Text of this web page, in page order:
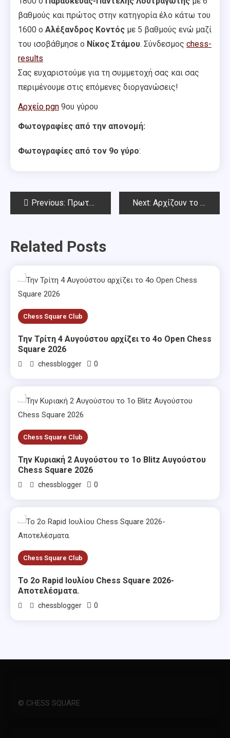
βαθμούς και πρώτος στην κατηγορία έλο κάτω του
1600 ο Αλέξανδρος Κοντός με 5 βαθμούς ενώ μαζί
του ισοβάθμησε ο Νίκος Στάμου. Σύνδεσμος chess-
results
Σας ευχαριστούμε για τη συμμετοχή σας και σας
περιμένουμε στις επόμενες διοργανώσεις!
Αρχείο pgn 9ου γύρου
Φωτογραφίες από την απονομή:
Φωτογραφίες από τον 9ο γύρο:
PostPrevious: Πρωτοχρονιάτικο Όπεν Chess Square – 8ος γύρος Next: Αρχίζουν το 162ο Όπεν Αμπελοκήπων και το 13ο Όπεν στη μνήμη Τριαντάφυλλου Σιαπέρα
Related Posts
Chess Square Club
Την Τρίτη 4 Αυγούστου αρχίζει το 4ο Open Chess
Square 2026
chessblogger 0
Chess Square Club
Την Κυριακή 2 Αυγούστου το 1ο Blitz Αυγούστου
Chess Square 2026
chessblogger 0
Chess Square Club
Το 2ο Rapid Ιουλίου Chess Square 2026-
Αποτελέσματα.
chessblogger 0
© CHESS SQUARE